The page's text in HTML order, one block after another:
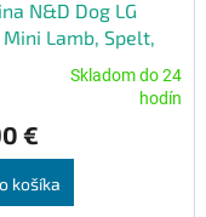
N&D Dog LG
Lamb, Spelt,
& Blueberry 2,5 kg
Skladom do 24
hodín
€
košíka